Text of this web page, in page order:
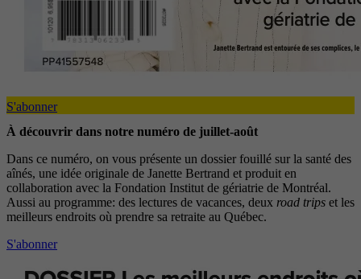
S'abonner
À découvrir dans notre numéro de juillet-août
Dans ce numéro, on vous présente un dossier fouillé sur la santé des
aînés, une idée originale de Janette Bertrand et produit en
collaboration avec la Fondation Institut de gériatrie de Montréal.
Aussi au programme: des lectures de vacances, deux road trips et les
meilleurs endroits où prendre sa retraite au Québec.
S'abonner